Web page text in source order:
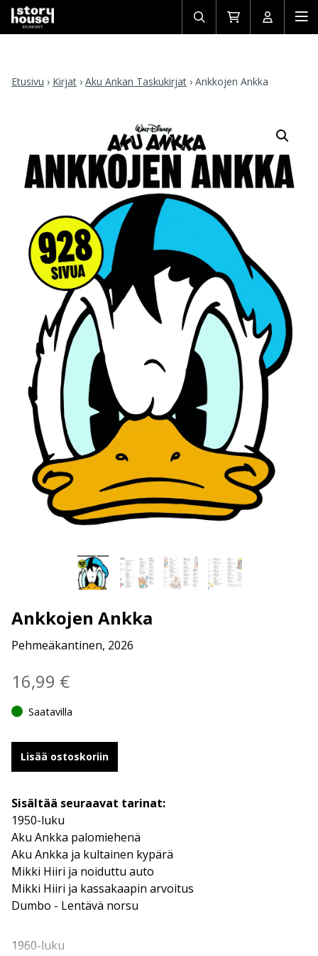
Avaa/sulje
haku
Siirry
ostoskoriin
Avaa/
Etusivu › Kirjat › Aku Ankan Taskukirjat › Ankkojen Ankka
Ankkojen Ankka
Pehmeäkantinen, 2026
16,99 €
Saatavilla
Lisää ostoskoriin
Sisältää seuraavat tarinat:
1950-luku
Aku Ankka palomiehenä
Aku Ankka ja kultainen kypärä
Mikki Hiiri ja noiduttu auto
Mikki Hiiri ja kassakaapin arvoitus
Dumbo - Lentävä norsu
1960-luku